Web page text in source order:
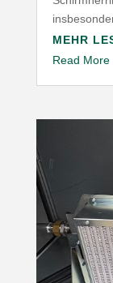
MEHR
Read More